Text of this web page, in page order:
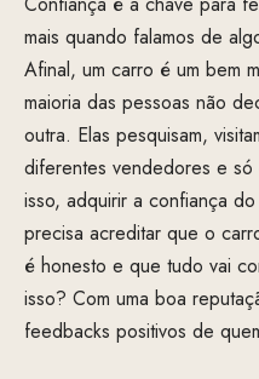
mais quando falamos de
Afinal, um carro é um bem
maioria das pessoas não
outra. Elas pesquisam,
diferentes vendedores e
isso, adquirir a confiança
precisa acreditar que o
é honesto e que tudo vai
isso? Com uma boa
feedbacks positivos de